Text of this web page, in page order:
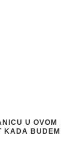
U OVOM
KADA BUDEM